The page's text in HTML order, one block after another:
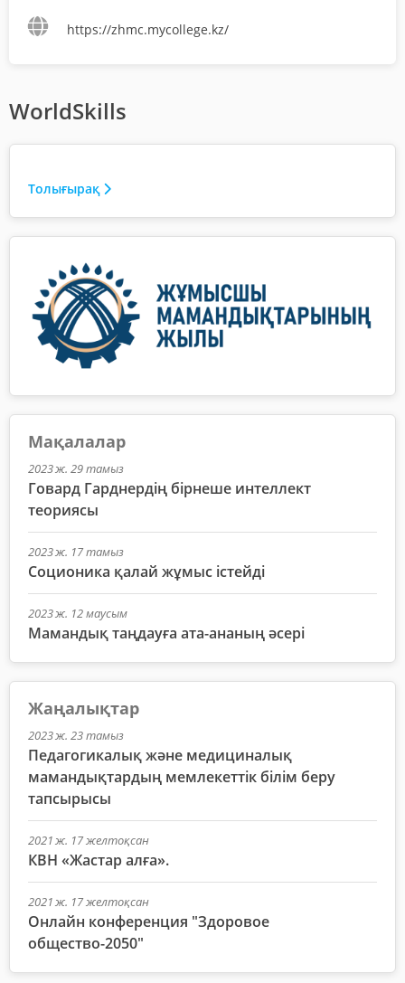
https://zhmc.mycollege.kz/
WorldSkills
Толығырақ
Мақалалар
2023 ж. 29 тамыз
Говард Гарднердің бірнеше интеллект
теориясы
2023 ж. 17 тамыз
Соционика қалай жұмыс істейді
2023 ж. 12 маусым
Мамандық таңдауға ата-ананың әсері
Жаңалықтар
2023 ж. 23 тамыз
Педагогикалық және медициналық
мамандықтардың мемлекеттік білім беру
тапсырысы
2021 ж. 17 желтоқсан
КВН «Жастар алға».
2021 ж. 17 желтоқсан
Онлайн конференция "Здоровое
общество-2050"